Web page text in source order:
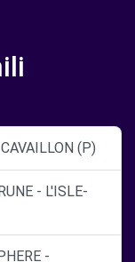
(P)
- L'ISLE-
-